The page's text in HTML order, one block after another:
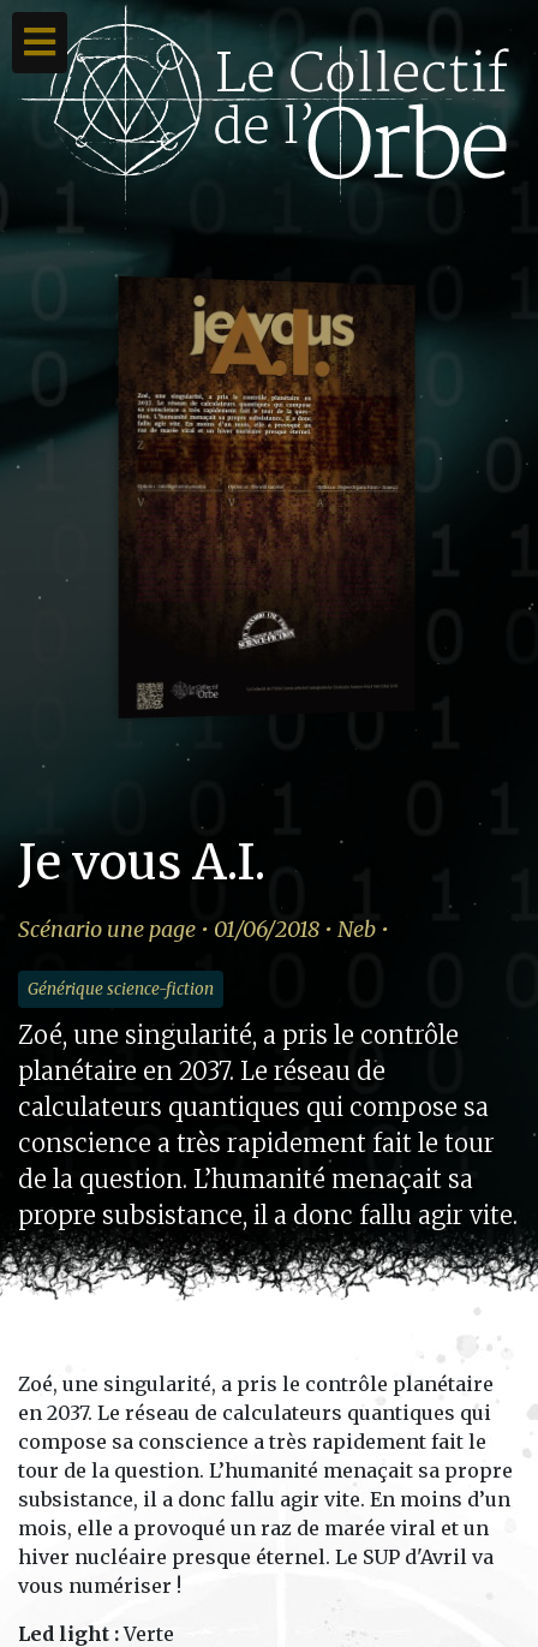
Accueil
Ton compte
Toutes nos créations
Qui sommes nous ?
Contacte-nous
Je vous A.I.
Scénario une page • 01/06/2018 • Neb •
Générique science-fiction
Zoé, une singularité, a pris le contrôle
planétaire en 2037. Le réseau de
calculateurs quantiques qui compose sa
conscience a très rapidement fait le tour
de la question. L’humanité menaçait sa
propre subsistance, il a donc fallu agir vite.
Zoé, une singularité, a pris le contrôle planétaire
en 2037. Le réseau de calculateurs quantiques qui
compose sa conscience a très rapidement fait le
tour de la question. L’humanité menaçait sa propre
subsistance, il a donc fallu agir vite. En moins d’un
mois, elle a provoqué un raz de marée viral et un
hiver nucléaire presque éternel. Le SUP d'Avril va
vous numériser !
Led light :Verte